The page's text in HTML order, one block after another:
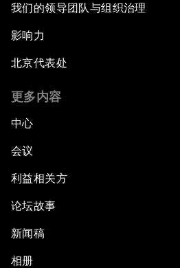
我们的领导团队与组织治理
影响力
北京代表处
更多内容
中心
会议
利益相关方
论坛故事
新闻稿
相册